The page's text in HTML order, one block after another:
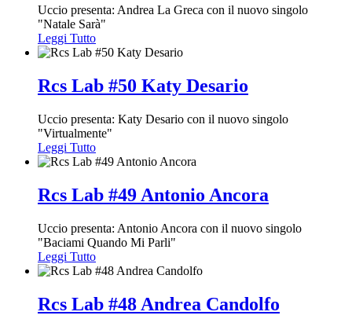
Uccio presenta: Andrea La Greca con il nuovo singolo
"Natale Sarà"
Leggi Tutto
Rcs Lab #50 Katy Desario
Uccio presenta: Katy Desario con il nuovo singolo
"Virtualmente"
Leggi Tutto
Rcs Lab #49 Antonio Ancora
Uccio presenta: Antonio Ancora con il nuovo singolo
"Baciami Quando Mi Parli"
Leggi Tutto
Rcs Lab #48 Andrea Candolfo